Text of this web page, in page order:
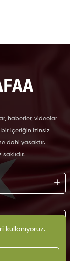
haberler, videolar
içeriğin izinsiz
dahi yasaktır.
saklıdır.
kullanıyoruz.